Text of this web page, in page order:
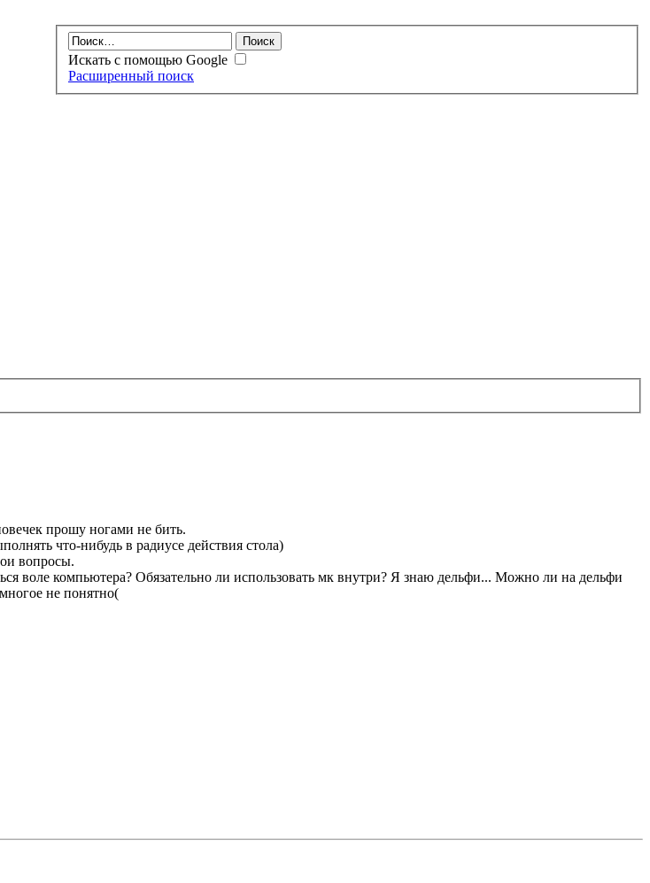
Искать с помощью Google
Расширенный поиск
прошу ногами не бить.
что-нибудь в радиусе действия стола)
вопросы.
воле компьютера? Обязательно ли использовать мк внутри? Я знаю дельфи... Можно ли на дельфи
не понятно(